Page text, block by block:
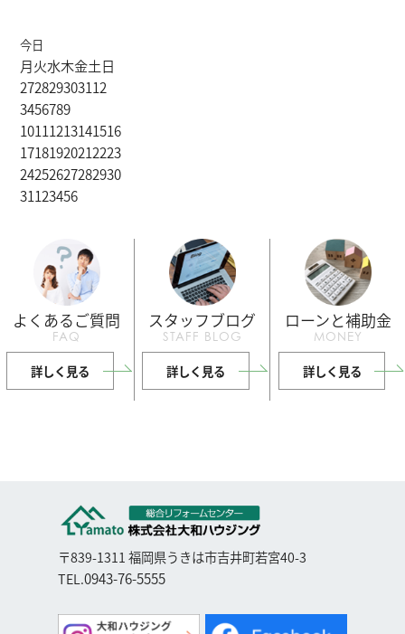
今日
月火水木金土日
272829303112
3456789
10111213141516
17181920212223
24252627282930
31123456
よくあるご質問
FAQ
詳しく見る
スタッフブログ
STAFF BLOG
詳しく見る
ローンと補助金
MONEY
詳しく見る
〒839-1311 福岡県うきは市吉井町若宮40-3
TEL.0943-76-5555